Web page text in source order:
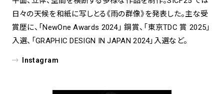
日々の天候を和紙に写しとる《雨の群像》を発表した。主な受
賞歴に、「NewOne Awards 2024」 銅賞、「東京TDC 賞 2025」
入選、「GRAPHIC DESIGN IN JAPAN 2024」入選など。
Instagram